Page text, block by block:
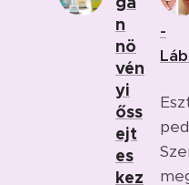
n
nö
vén
yi
őss
ejt
es
kez
-